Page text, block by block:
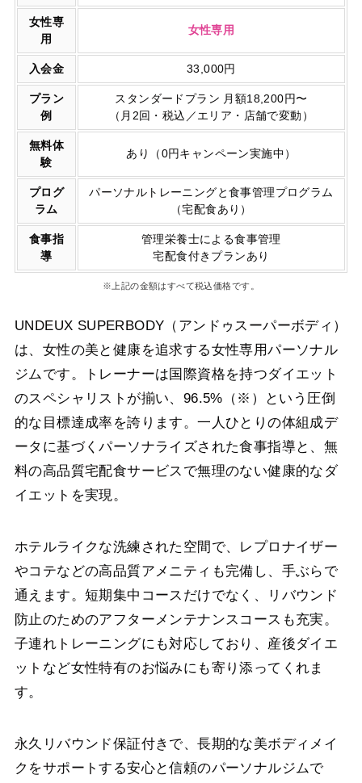
女性専
用
女性専用
入会金 33,000円
プラン
例
スタンダードプラン 月額18,200円〜
（月2回・税込／エリア・店舗で変動）
無料体
験
あり（0円キャンペーン実施中）
プログ
ラム
パーソナルトレーニングと食事管理プログラム
（宅配食あり）
食事指
導
管理栄養士による食事管理
宅配食付きプランあり
※上記の金額はすべて税込価格です。
UNDEUX SUPERBODY（アンドゥスーパーボディ）
は、女性の美と健康を追求する女性専用パーソナル
ジムです。トレーナーは国際資格を持つダイエット
のスペシャリストが揃い、96.5%（※）という圧倒
的な目標達成率を誇ります。一人ひとりの体組成デ
ータに基づくパーソナライズされた食事指導と、無
料の高品質宅配食サービスで無理のない健康的なダ
イエットを実現。
ホテルライクな洗練された空間で、レプロナイザー
やコテなどの高品質アメニティも完備し、手ぶらで
通えます。短期集中コースだけでなく、リバウンド
防止のためのアフターメンテナンスコースも充実。
子連れトレーニングにも対応しており、産後ダイエ
ットなど女性特有のお悩みにも寄り添ってくれま
す。
永久リバウンド保証付きで、長期的な美ボディメイ
クをサポートする安心と信頼のパーソナルジムで